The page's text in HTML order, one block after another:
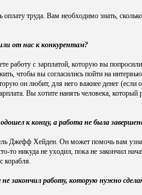
оплату труда. Вам необходимо знать,
от нас к конкурентам?
работу с зарплатой, которую вы
чтобы вы согласились пойти на
он любит, для него важнее денег
Вы хотите нанять человека, который
к концу, а работа не была
Джефф Хейден. Он может помочь вам
то никуда не уходил, пока не закончил
корабля.
закончил работу, которую нужно